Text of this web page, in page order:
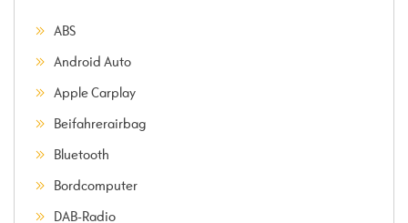
ABS
Android Auto
Apple Carplay
Beifahrerairbag
Bluetooth
Bordcomputer
DAB-Radio